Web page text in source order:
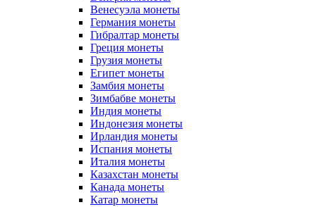
Венесуэла монеты
Германия монеты
Гибралтар монеты
Греция монеты
Грузия монеты
Египет монеты
Замбия монеты
Зимбабве монеты
Индия монеты
Индонезия монеты
Ирландия монеты
Испания монеты
Италия монеты
Казахстан монеты
Канада монеты
Катар монеты